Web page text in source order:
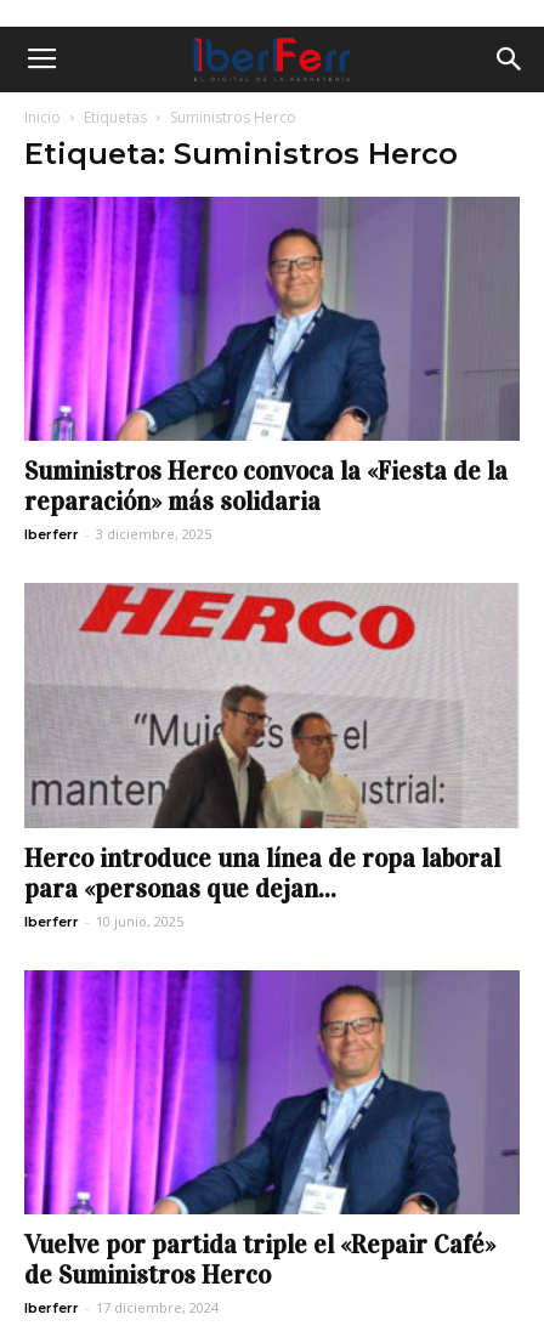
Inicio Etiquetas Suministros Herco
Etiqueta: Suministros Herco
Suministros Herco convoca la «Fiesta de la
reparación» más solidaria
Iberferr - 3 diciembre, 2025
Herco introduce una línea de ropa laboral
para «personas que dejan...
Iberferr - 10 junio, 2025
Vuelve por partida triple el «Repair Café»
de Suministros Herco
Iberferr - 17 diciembre, 2024